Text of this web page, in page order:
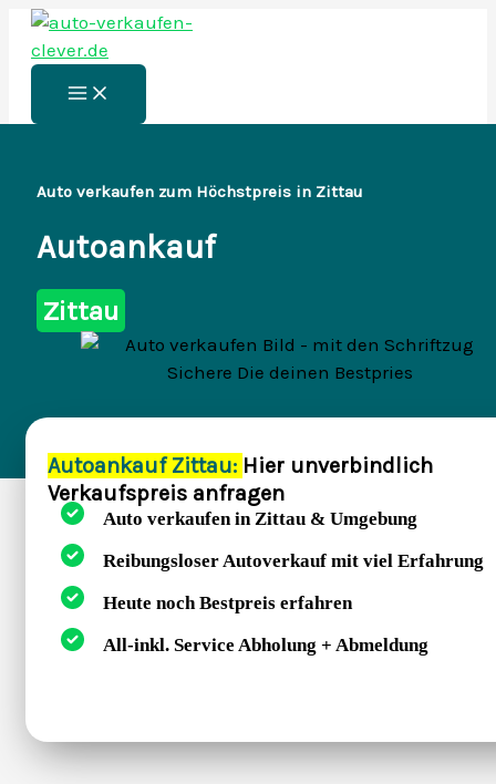
Zum
Inhalt
springen
Main
Menu
Auto verkaufen zum Höchstpreis in Zittau
Autoankauf
Zittau
Autoankauf Zittau: Hier unverbindlich
Verkaufspreis anfragen
Auto verkaufen in Zittau & Umgebung
Reibungsloser Autoverkauf mit viel Erfahrung
Heute noch Bestpreis erfahren
All-inkl. Service Abholung + Abmeldung